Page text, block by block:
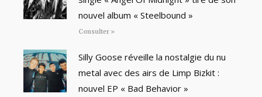
nouvel album « Steelbound »
Consulter »
Silly Goose réveille la nostalgie du nu
metal avec des airs de Limp Bizkit :
nouvel EP « Bad Behavior »